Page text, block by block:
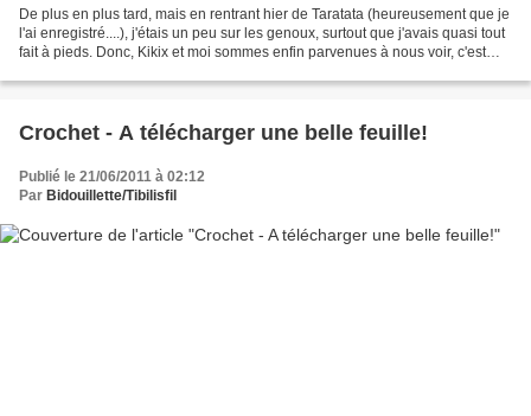
De plus en plus tard, mais en rentrant hier de Taratata (heureusement que je
l'ai enregistré....), j'étais un peu sur les genoux, surtout que j'avais quasi tout
fait à pieds. Donc, Kikix et moi sommes enfin parvenues à nous voir, c'est
Crochet - A télécharger une belle feuille!
Publié le 21/06/2011 à 02:12
Par Bidouillette/Tibilisfil